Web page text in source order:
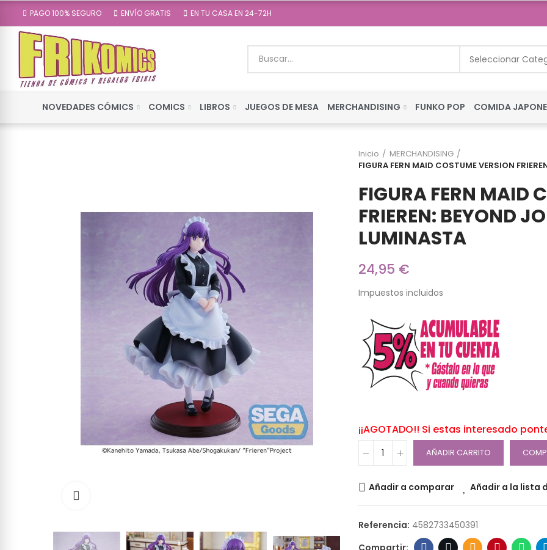
PAGO 100% SEGURO ENVÍO GRATIS EN TU CASA EN 24-72H
Seleccionar
NOVEDADES CÓMICS COMICS LIBROS JUEGOS DE MESA MERCHANDISING FUNKO POP COMIDA
Inicio
MERCHANDISING
FIGURA FERN MAID COSTUME VERSION
FIGURA FERN MAID
FRIEREN: BEYOND
LUMINASTA
24,95 €
Impuestos incluidos
¡¡AGOTADO!! Si estas interesado
AÑADIR CARRITO
Añadir a comparar Añadir a la lista
Referencia: 4582733450391